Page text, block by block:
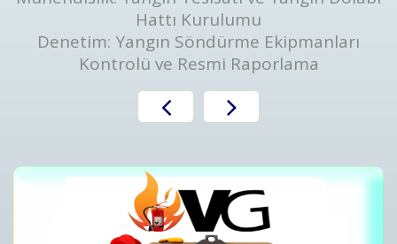
Hattı Kurulumu
Denetim: Yangın Söndürme Ekipmanları
Kontrolü ve Resmi Raporlama